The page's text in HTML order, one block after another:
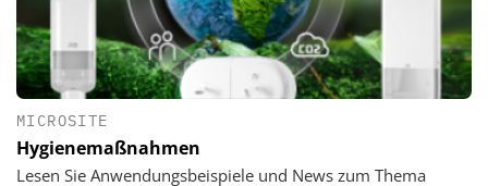
MICROSITE
Hygienemaßnahmen
Lesen Sie Anwendungsbeispiele und News zum Thema